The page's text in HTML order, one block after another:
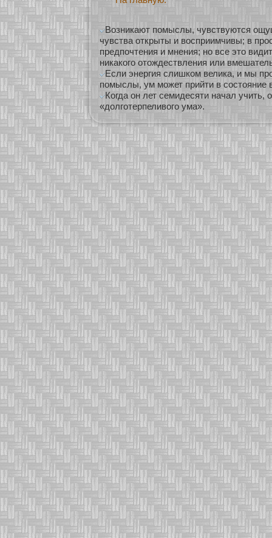
Возникают помыслы, чувствуются
чувства открыты и восприимчивы; в
предпочтения и мнения; но все это
никакого отождествления или
Если энергия слишком велика, и мы
помыслы, ум может прийти в состояние
Когда он лет семидесяти начал учить,
«долготерпеливого ума».